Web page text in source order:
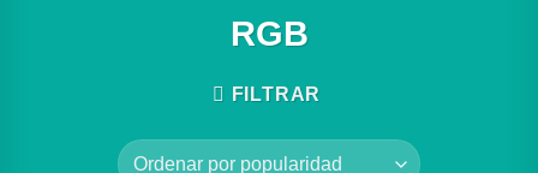
RGB
FILTRAR